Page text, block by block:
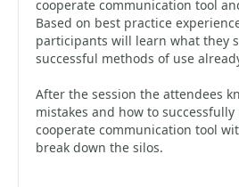
cooperate communication tool
Based on best practice
participants will learn what they
successful methods of use
After the session the attendees
mistakes and how to successfully
cooperate communication tool
break down the silos.